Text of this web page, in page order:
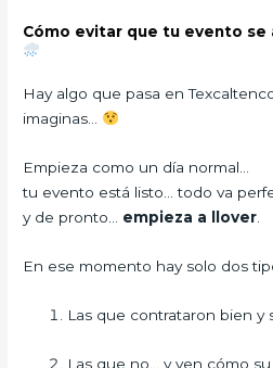
Cómo evitar que tu evento se
Hay algo que pasa en
imaginas…
Empieza como un día normal…
tu evento está listo… todo va
y de pronto… empieza a llover
En ese momento hay solo dos
Las que contrataron bien y
Las que no… y ven cómo